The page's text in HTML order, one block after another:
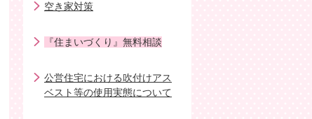
空き家対策
『住まいづくり』無料相談
公営住宅における吹付けアス
ベスト等の使用実態について